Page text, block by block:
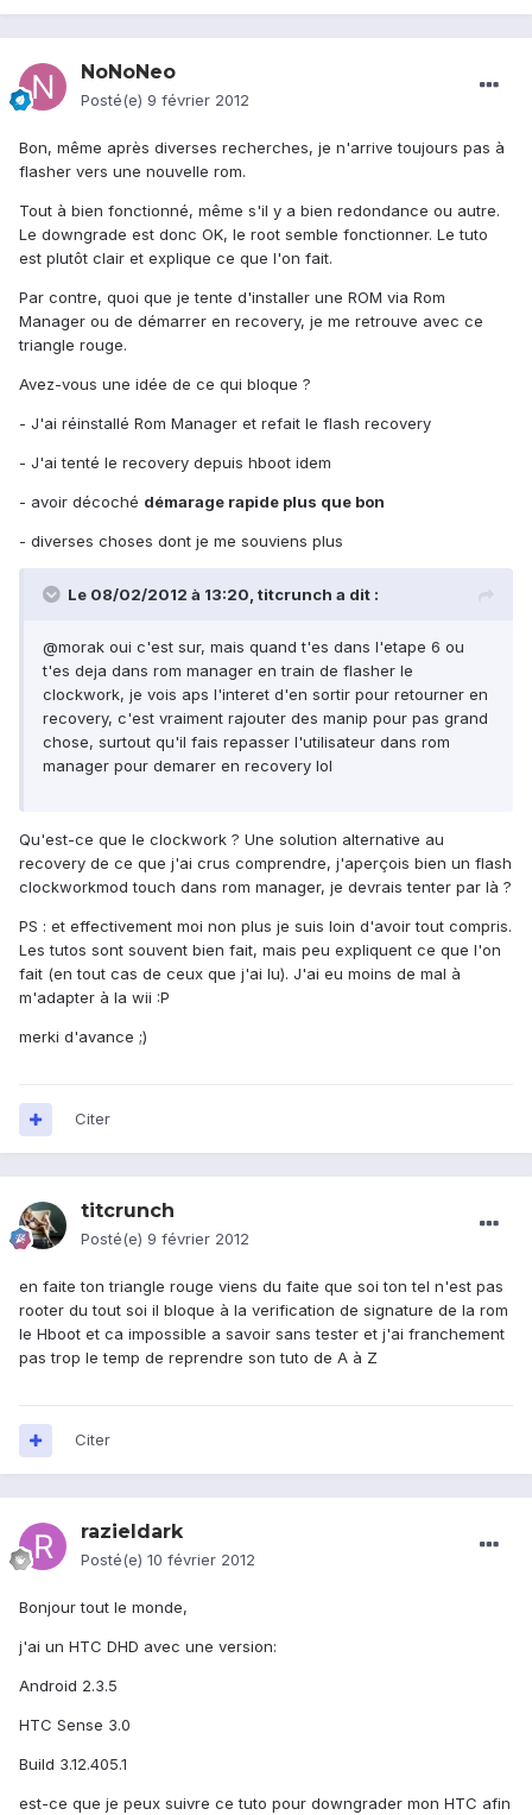
NoNoNeo
Posté(e) 9 février 2012
Bon, même après diverses recherches, je n'arrive toujours pas à
flasher vers une nouvelle rom.
Tout à bien fonctionné, même s'il y a bien redondance ou autre.
Le downgrade est donc OK, le root semble fonctionner. Le tuto
est plutôt clair et explique ce que l'on fait.
Par contre, quoi que je tente d'installer une ROM via Rom
Manager ou de démarrer en recovery, je me retrouve avec ce
triangle rouge.
Avez-vous une idée de ce qui bloque ?
- J'ai réinstallé Rom Manager et refait le flash recovery
- J'ai tenté le recovery depuis hboot idem
- avoir décoché démarage rapide plus que bon
- diverses choses dont je me souviens plus
Le 08/02/2012 à 13:20, titcrunch a dit :
@morak oui c'est sur, mais quand t'es dans l'etape 6 ou
t'es deja dans rom manager en train de flasher le
clockwork, je vois aps l'interet d'en sortir pour retourner en
recovery, c'est vraiment rajouter des manip pour pas grand
chose, surtout qu'il fais repasser l'utilisateur dans rom
manager pour demarer en recovery lol
Qu'est-ce que le clockwork ? Une solution alternative au
recovery de ce que j'ai crus comprendre, j'aperçois bien un flash
clockworkmod touch dans rom manager, je devrais tenter par là ?
PS : et effectivement moi non plus je suis loin d'avoir tout compris.
Les tutos sont souvent bien fait, mais peu expliquent ce que l'on
fait (en tout cas de ceux que j'ai lu). J'ai eu moins de mal à
m'adapter à la wii :P
merki d'avance ;)
Citer
titcrunch
Posté(e) 9 février 2012
en faite ton triangle rouge viens du faite que soi ton tel n'est pas
rooter du tout soi il bloque à la verification de signature de la rom
le Hboot et ca impossible a savoir sans tester et j'ai franchement
pas trop le temp de reprendre son tuto de A à Z
Citer
razieldark
Posté(e) 10 février 2012
Bonjour tout le monde,
j'ai un HTC DHD avec une version:
Android 2.3.5
HTC Sense 3.0
Build 3.12.405.1
est-ce que je peux suivre ce tuto pour downgrader mon HTC afin